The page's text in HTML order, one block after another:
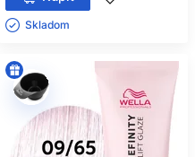
Skladom ㅤ